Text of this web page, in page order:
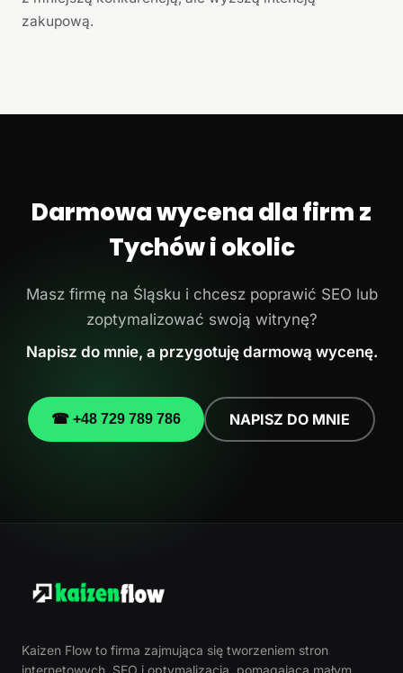
zakupową.
Darmowa wycena dla firm z
Tychów i okolic
Masz firmę na Śląsku i chcesz poprawić SEO lub
zoptymalizować swoją witrynę?
Napisz do mnie, a przygotuję darmową wycenę.
☎ +48 729 789 786 NAPISZ DO MNIE
Kaizen Flow to firma zajmująca się tworzeniem stron
internetowych, SEO i optymalizacją, pomagająca małym